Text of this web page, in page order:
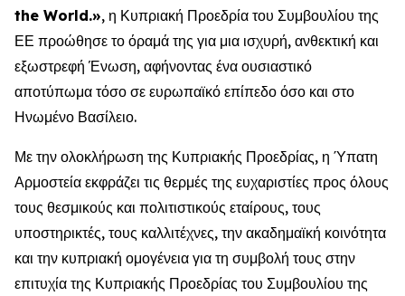
the World.», η Κυπριακή Προεδρία του Συμβουλίου της
ΕΕ προώθησε το όραμά της για μια ισχυρή, ανθεκτική και
εξωστρεφή Ένωση, αφήνοντας ένα ουσιαστικό
αποτύπωμα τόσο σε ευρωπαϊκό επίπεδο όσο και στο
Ηνωμένο Βασίλειο.
Με την ολοκλήρωση της Κυπριακής Προεδρίας, η Ύπατη
Αρμοστεία εκφράζει τις θερμές της ευχαριστίες προς όλους
τους θεσμικούς και πολιτιστικούς εταίρους, τους
υποστηρικτές, τους καλλιτέχνες, την ακαδημαϊκή κοινότητα
και την κυπριακή ομογένεια για τη συμβολή τους στην
επιτυχία της Κυπριακής Προεδρίας του Συμβουλίου της